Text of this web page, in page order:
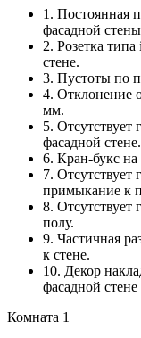
1. Постоянная
фасадной
2. Розетка
стене.
3. Пустоты по
4. Отклонение
мм.
5.
фасадной стене.
6. Кран-букс на
7. Отсутствует
примыкание к
8. Отсутствует
полу.
9. Частичная
к стене.
10. Декор
фасадной стене
Комната 1